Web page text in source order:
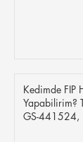
Kedimde FIP
Yapabilirim?
GS-441524,